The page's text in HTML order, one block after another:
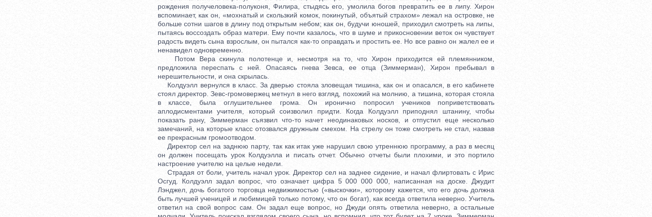
рождения получеловека-полуконя, Филира, стыдясь его, умолила богов превратить ее в липу. Хирон
вспоминает, как он, «мохнатый и скользкий комок, покинутый, объятый страхом» лежал на островке, не
больше сотни шагов в длину под открытым небом; как он, будучи юношей, приходил смотреть на липы,
пытаясь воссоздать образ матери. Ему почти казалось, что в шуме и прикосновении веток он чувствует
радость видеть сына взрослым, он пытался как-то оправдать и простить ее. Но все равно он жалел ее и
ненавидел одновременно.
Потом Вера скинула полотенце и, несмотря на то, что Хирон приходится ей племянником,
предложила переспать с ней. Опасаясь гнева Зевса, ее отца (Зиммерман), Хирон пребывал в
нерешительности, и она скрылась.
Колдуэлл вернулся в класс. За дверью стояла зловещая тишина, как он и опасался, в его кабинете
стоял директор. Зевс-громовержец метнул в него взгляд, похожий на молнию, а тишина, которая стояла
в классе, была оглушительнее грома. Он иронично попросил учеников поприветствовать
аплодисментами учителя, который соизволил придти. Когда Колдуэлл приподнял штанину, чтобы
показать рану, Зиммерман съязвил что-то начет неодинаковых носков, и отпустил еще несколько
замечаний, на которые класс отозвался дружным смехом. На стрелу он тоже смотреть не стал, назвав
ее прекрасным громоотводом.
Директор сел на заднюю парту, так как итак уже нарушил свою утреннюю программу, а раз в месяц
он должен посещать урок Колдуэлла и писать отчет. Обычно отчеты были плохими, и это портило
настроение учителю на целые недели.
Страдая от боли, учитель начал урок. Директор сел на заднее сидение, и начал флиртовать с Ирис
Осгуд. Колдуэлл задал вопрос, что означает цифра 5 000 000 000, написанная на доске. Джудит
Лэнджел, дочь богатого торговца недвижимостью («выскочки», которому кажется, что его дочь должна
быть лучшей ученицей и любимицей только потому, что он богат), как всегда ответила неверно. Учитель
ответил на свой вопрос сам. Он задал еще вопрос, но Джуди опять ответила неверно, а остальные